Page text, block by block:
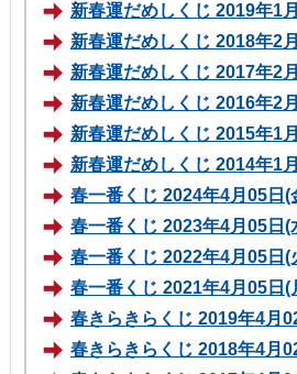
新春運だめしくじ 2019年1
新春運だめしくじ 2018年2
新春運だめしくじ 2017年2
新春運だめしくじ 2016年2
新春運だめしくじ 2015年1
新春運だめしくじ 2014年1
春一番くじ 2024年4月05日(
春一番くじ 2023年4月05日(
春一番くじ 2022年4月05日(
春一番くじ 2021年4月05日(
春きらきらくじ 2019年4月
春きらきらくじ 2018年4月